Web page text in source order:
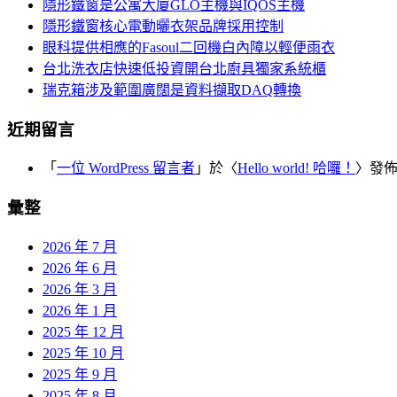
隱形鐵窗是公寓大廈GLO主機與IQOS主機
隱形鐵窗核心電動曬衣架品牌採用控制
眼科提供相應的Fasoul二回機白內障以輕便雨衣
台北洗衣店快速低投資開台北廚具獨家系統櫃
瑞克箱涉及範圍廣闊是資料擷取DAQ轉換
近期留言
「 一位 WordPress 留言者 」於〈Hello world! 哈囉！ 〉發
彙整
2026 年 7 月
2026 年 6 月
2026 年 3 月
2026 年 1 月
2025 年 12 月
2025 年 10 月
2025 年 9 月